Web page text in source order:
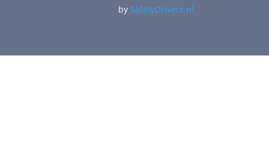
by SafetyDrivers.nl